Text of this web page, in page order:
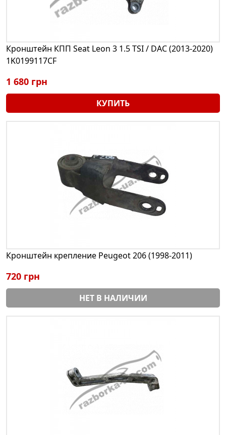
Кронштейн КПП Seat Leon 3 1.5 TSI / DAC (2013-2020)
1K0199117CF
1 680 грн
КУПИТЬ
Кронштейн крепление Peugeot 206 (1998-2011)
720 грн
НЕТ В НАЛИЧИИ